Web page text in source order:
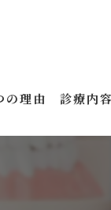
の理由 診療内容